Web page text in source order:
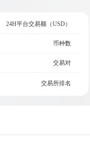
24H平台交易额（USD）
币种数
交易对
交易所排名